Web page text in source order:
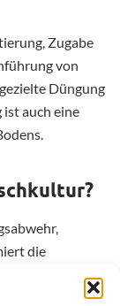
Zugabe
von
Düngung
auch eine
die